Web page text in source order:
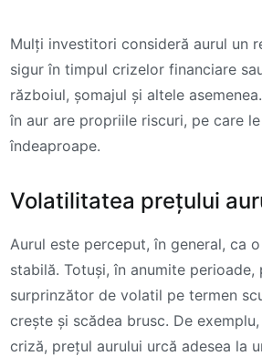
Mulți investitori consideră aurul un
sigur în timpul crizelor financiare
războiul, șomajul și altele
în aur are propriile riscuri, pe care
îndeaproape.
Volatilitatea prețului
Aurul este perceput, în general, ca
stabilă. Totuși, în anumite
surprinzător de volatil pe termen
crește și scădea brusc. De
criză, prețul aurului urcă adesea la